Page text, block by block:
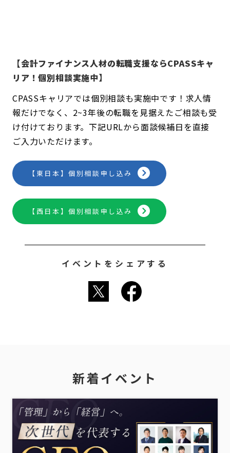
【会計ファイナンス人材の転職支援ならCPASSキャ
リア！個別相談実施中】
CPASSキャリアでは個別相談も実施中です！求人情
報だけでなく、2~3年後の転職を見据えたご相談も受
け付けております。下記URLから面談候補日を直接
ご入力いただけます。
【東日本】個別相談申し込み
【西日本】個別相談申し込み
イベントをシェアする
新着イベント